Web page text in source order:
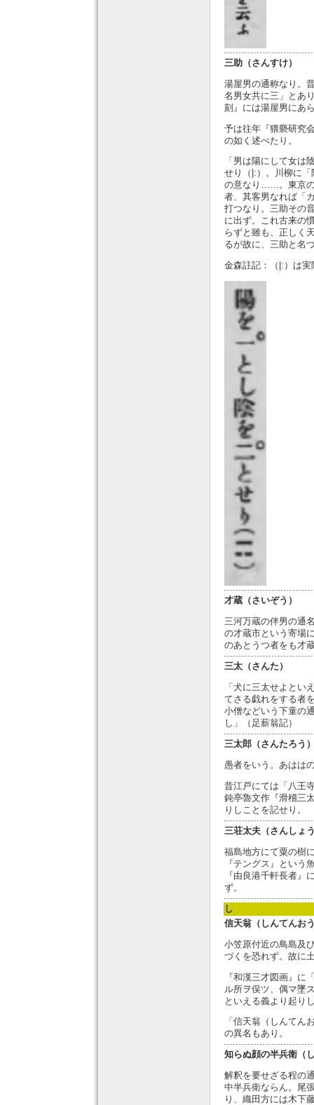
三助（さんすけ）
湯屋男の通称なり。
名男女共に三」とあ
刻』には湯屋男にあ
予は往年『猥褻研究
の如く述べたり。
「男は陽にして女は
せり（|:）。川柳に
の意なり……。東京の
者、其客男なれば「
打つなり。三助その
に出ず。これ古来の
らずと雖も、正しく
るが故に、三助と名
金森註記：（|:）は
才蔵（さいぞう）
三河万蔵の伴男の通
の才蔵市という寄場
のあとうつ者をも才
三太（さんた）
「犬に三太せよとい
てさる戯れをする者
小僧などいう下童の
し」（足薪翁記）
三太郎（さんたろう
愚者をいう。あはは
昔江戸にては「八王
鈍亭魯文作『滑稽三
りしことを記せり。
三荘太夫（さんしょ
福島地方にて粟の樹
『テングス』という
『由良港千軒長者』
ず。
し
信天翁（しんてんお
小笠原付近の鳥島及
づくを恐れず。故に
『和漢三才図画』に
ル所ヲ俣ツ、偶マ墜
といえる義より起り
「信天翁（しんてん
の異名もあり。
知らぬ顔の半兵衛（
解釈を要せざる程の
中半兵衛ならん。尾
り、織田方には木下